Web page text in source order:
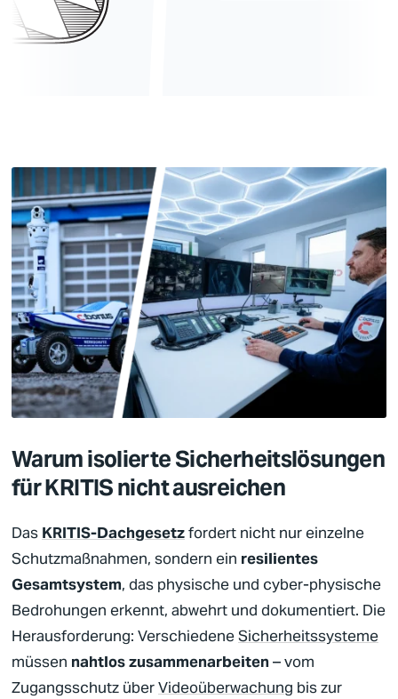
Warum isolierte Sicherheitslösungen
für KRITIS nicht ausreichen
Das KRITIS-Dachgesetzfordert nicht nur einzelne
Schutzmaßnahmen, sondern ein resilientes
Gesamtsystem, das physische und cyber-physische
Bedrohungen erkennt, abwehrt und dokumentiert. Die
Herausforderung: VerschiedeneSicherheitssysteme
müssen nahtlos zusammenarbeiten – vom
Zugangsschutz überVideoüberwachung bis zur